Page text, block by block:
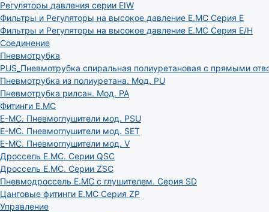
Регуляторы давления серии EIW
Фильтры и Регуляторы на высокое давление E.MC Серия E
Фильтры и Регуляторы на высокое давление E.MC Серия E/H
Соединение
Пневмотрубка
PUS_Пневмотрубка спиральная полиуретановая с прямыми
Пневмотрубка из полиуретана. Мод. РU
Пневмотрубка рилсан. Мод. PA
Фитинги E.MC
E-MC. Пневмоглушители мод. PSU
E-MC. Пневмоглушители мод. SET
E-MC. Пневмоглушители мод. V
Дроссель E.MC. Серии QSC
Дроссель E.MC. Серии ZSC
Пневмодроссель E.MC с глушителем. Серия SD
Цанговые фитинги E.MC Серия ZP
Управление